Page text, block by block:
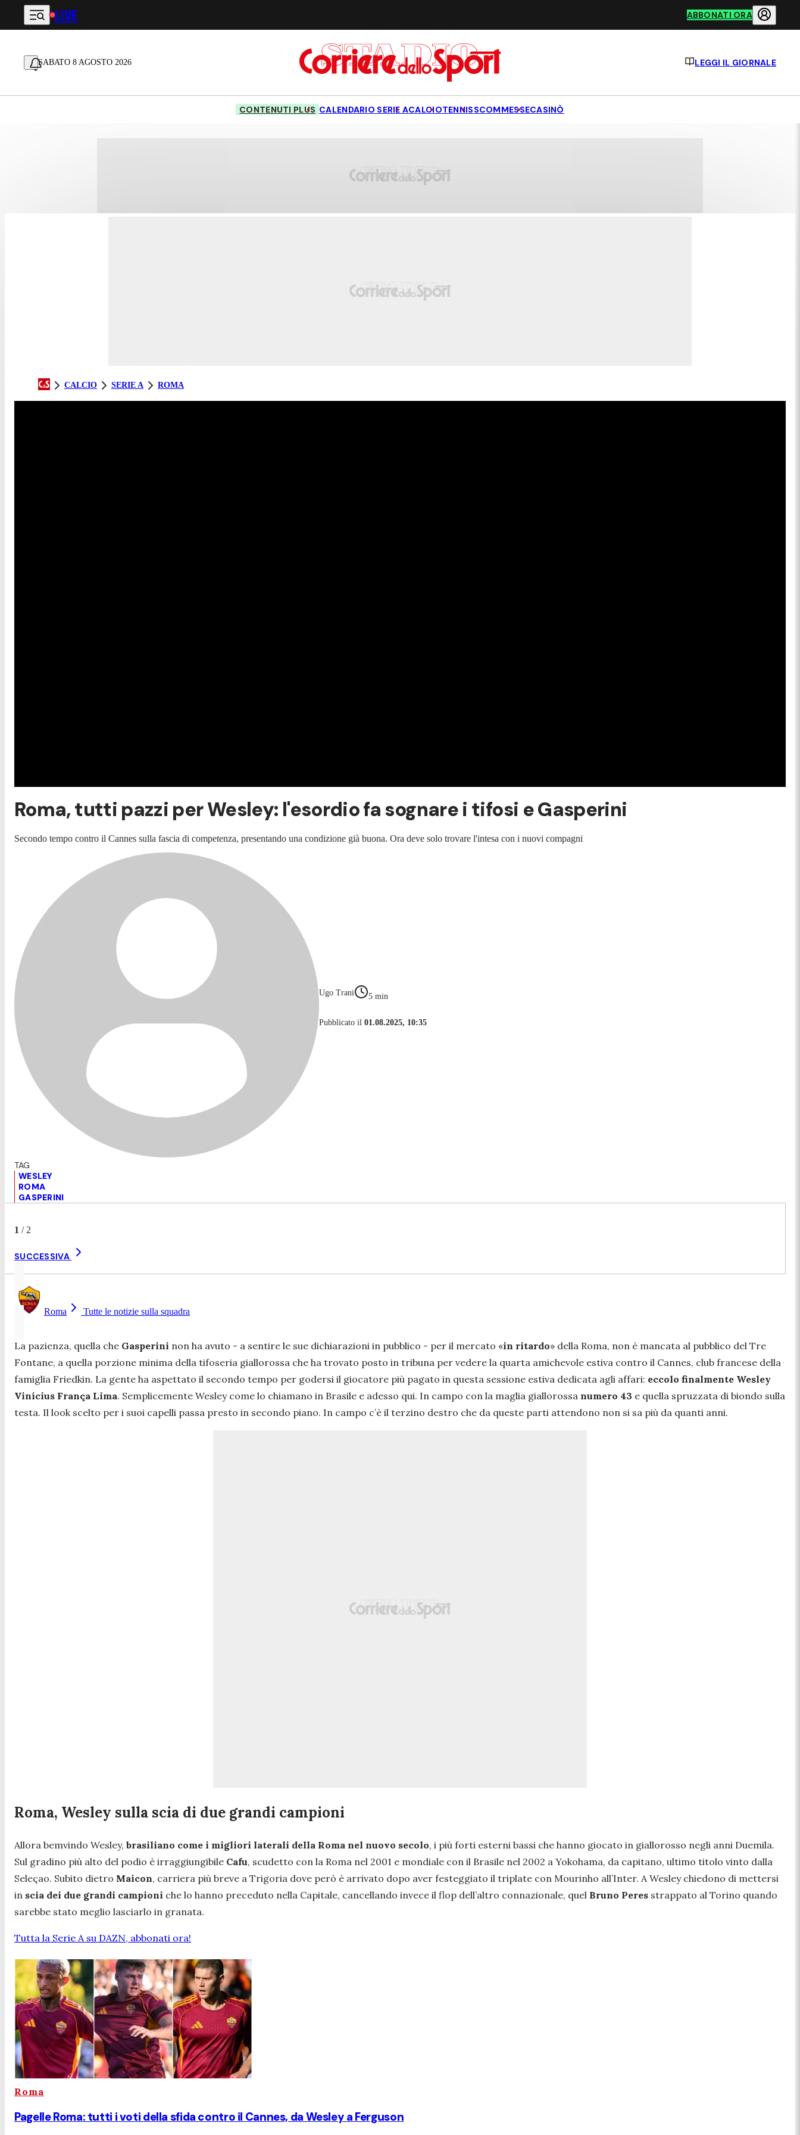
Vai al contenuto principale
LIVE ABBONATI ORA
SABATO 8 AGOSTO 2026 LEGGI IL GIORNALE
CONTENUTI PLUS CALENDARIO SERIE ACALCIOTENNISSCOMMESSECASINÒ
CALCIO SERIE A ROMA
Roma, tutti pazzi per Wesley: l'esordio fa sognare i tifosi e Gasperini
Secondo tempo contro il Cannes sulla fascia di competenza, presentando una condizione già buona. Ora deve solo trovare l'intesa con i nuovi compagni
Ugo Trani 5 min
Pubblicato il 01.08.2025, 10:35
WESLEY
ROMA
GASPERINI
1 / 2
SUCCESSIVA
Roma Tutte le notizie sulla squadra
La pazienza, quella che Gasperini non ha avuto - a sentire le sue dichiarazioni in pubblico - per il mercato «in ritardo» della Roma, non è mancata al pubblico del Tre
Fontane, a quella porzione minima della tifoseria giallorossa che ha trovato posto in tribuna per vedere la quarta amichevole estiva contro il Cannes, club francese della
famiglia Friedkin. La gente ha aspettato il secondo tempo per godersi il giocatore più pagato in questa sessione estiva dedicata agli affari: eccolo finalmente Wesley
Vinícius França Lima. Semplicemente Wesley come lo chiamano in Brasile e adesso qui. In campo con la maglia giallorossa numero 43 e quella spruzzata di biondo sulla
testa. Il look scelto per i suoi capelli passa presto in secondo piano. In campo c’è il terzino destro che da queste parti attendono non si sa più da quanti anni.
Roma, Wesley sulla scia di due grandi campioni
Allora bemvindo Wesley, brasiliano come i migliori laterali della Roma nel nuovo secolo, i più forti esterni bassi che hanno giocato in giallorosso negli anni Duemila.
Sul gradino più alto del podio è irraggiungibile Cafu, scudetto con la Roma nel 2001 e mondiale con il Brasile nel 2002 a Yokohama, da capitano, ultimo titolo vinto dalla
Seleçao. Subito dietro Maicon, carriera più breve a Trigoria dove però è arrivato dopo aver festeggiato il triplate con Mourinho all’Inter. A Wesley chiedono di mettersi
in scia dei due grandi campioni che lo hanno preceduto nella Capitale, cancellando invece il flop dell’altro connazionale, quel Bruno Peres strappato al Torino quando
sarebbe stato meglio lasciarlo in granata.
Tutta la Serie A su DAZN, abbonati ora!
Roma
Pagelle Roma: tutti i voti della sfida contro il Cannes, da Wesley a Ferguson